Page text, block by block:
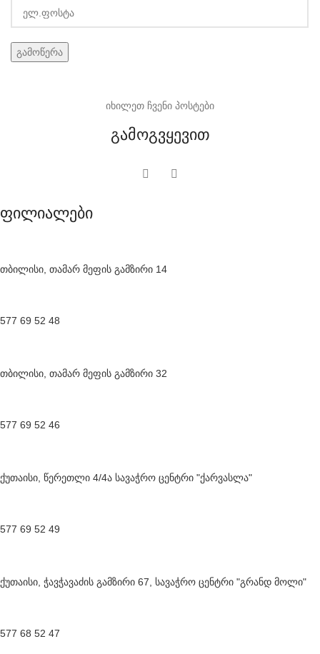
იხილეთ ჩვენი პოსტები
გამოგვყევით
ფილიალები
თბილისი, თამარ მეფის გამზირი 14
577 69 52 48
თბილისი, თამარ მეფის გამზირი 32
577 69 52 46
ქუთაისი, წერეთლი 4/4ა სავაჭრო ცენტრი "ქარვასლა"
577 69 52 49
ქუთაისი, ჭავჭავაძის გამზირი 67, სავაჭრო ცენტრი "გრანდ მოლი"
577 68 52 47